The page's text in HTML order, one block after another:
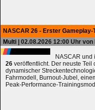
NASCAR 26 - Erster
Multi | 02.08.2026 12:00 Uhr
NASCAR
26 veröffentlicht. Der neuste
dynamischer
Fahrmodell, Burnout-Jubel,
Peak-Performance-